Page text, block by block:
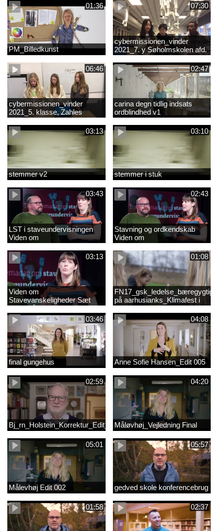
01:36
PM_Billedkunst
07:30
cybermissionen_vinder
2021_7. y Søholmskolen afd.
toftevang
06:46
cybermissionen_vinder
2021_5. klasse, Zahles
gymnasieskole.mp4
02:47
carina degn tidlig indsats
ordblindhed v1
03:13
stemmer v2
03:10
stemmer i stuk
03:43
LST i staveundervisningen
Viden om
stavevanskeligheder
02:43
Stavning og ordkendskab
Viden om
stavevanskeligheder
03:13
Viden om
Stavevanskeligheder Sæt
fokus på stavning
01:08
på aarhusianks_Klimafest i
børnehøjde
03:46
final gungehus
04:08
Anne Sofie Hansen_Edit 005
02:59 04:20
Måløvhøj_Vejledning Final
05:01
Målevhøj Edit 002
05:57
gedved skole konferencebrug
01:58 02:37